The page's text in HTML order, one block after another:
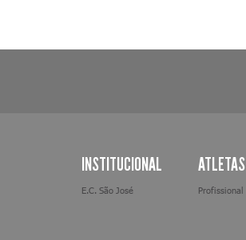
INSTITUCIONAL
E.C. São José
ATLETAS
Profissional